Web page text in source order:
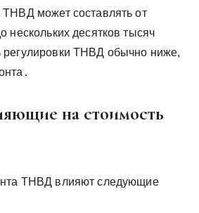
ТНВД может составлять от
нескольких десятков тысяч
регулировки ТНВД обычно ниже,
на стоимость
ТНВД влияют следующие